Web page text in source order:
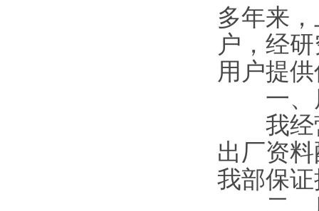
多年来
户，经
用户提
一、
我经营
出厂资
我部保